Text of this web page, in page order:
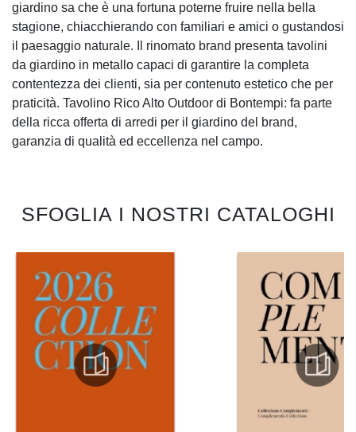
giardino sa che è una fortuna poterne fruire nella bella
stagione, chiacchierando con familiari e amici o gustandosi
il paesaggio naturale. Il rinomato brand presenta tavolini
da giardino in metallo capaci di garantire la completa
contentezza dei clienti, sia per contenuto estetico che per
praticità. Tavolino Rico Alto Outdoor di Bontempi: fa parte
della ricca offerta di arredi per il giardino del brand,
garanzia di qualità ed eccellenza nel campo.
SFOGLIA I NOSTRI CATALOGHI